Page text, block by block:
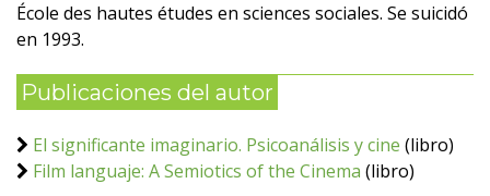
École des hautes études en sciences sociales. Se suicidó
en 1993.
Publicaciones del autor
El significante imaginario. Psicoanálisis y cine (libro)
Film languaje: A Semiotics of the Cinema (libro)